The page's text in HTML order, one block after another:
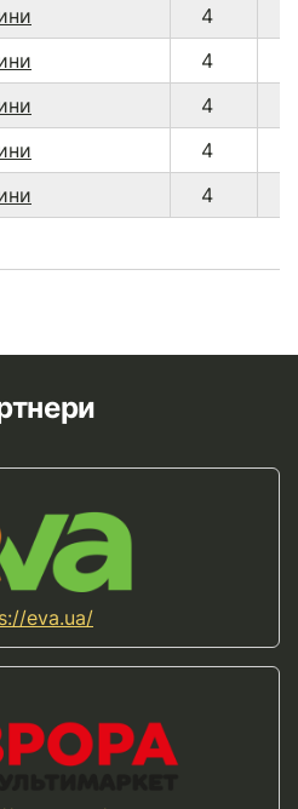
4
4
4
4
4
eva.ua/